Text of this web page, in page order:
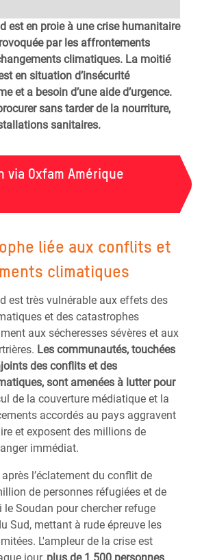
est en proie à une crise humanitaire
par les affrontements
climatiques. La moitié
en situation d’insécurité
et a besoin d’une aide d’urgence.
sans tarder de la nourriture,
sanitaires.
via Oxfam Amérique
liée aux conflits et
climatiques
est très vulnérable aux effets des
et des catastrophes
aux sécheresses sévères et aux
Les communautés, touchées
des conflits et des
sont amenées à lutter pour
de la couverture médiatique et la
accordés au pays aggravent
et exposent des millions de
immédiat.
l’éclatement du conflit de
de personnes réfugiées et de
le Soudan pour chercher refuge
Sud, mettant à rude épreuve les
L'ampleur de la crise est